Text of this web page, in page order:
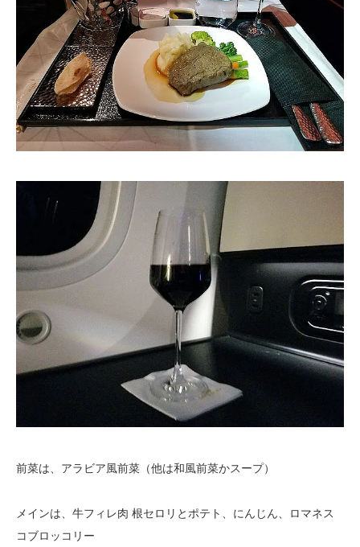
前菜は、アラビア風前菜（他は和風前菜かスープ）
メインは、牛フィレ肉 根セロリとポテト、にんじん、ロマネス
コブロッコリー